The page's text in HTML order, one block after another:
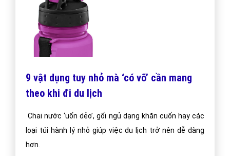
9 vật dụng tuy nhỏ mà ‘có võ’ cần mang
theo khi đi du lịch
Chai nước ‘uốn dẻo’, gối ngủ dạng khăn cuốn hay các
loại túi hành lý nhỏ giúp việc du lịch trở nên dễ dàng
hơn.